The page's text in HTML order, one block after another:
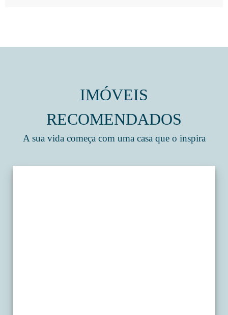
IMÓVEIS
RECOMENDADOS
A sua vida começa com uma casa que o inspira